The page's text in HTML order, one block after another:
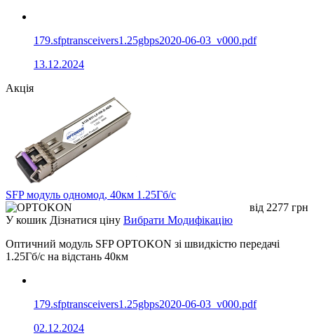
179.sfptransceivers1.25gbps2020-06-03_v000.pdf
13.12.2024
Акція
SFP модуль одномод, 40км 1.25Гб/с
від 2277 грн
У кошик Дізнатися ціну Вибрати Модифікацію
Оптичний модуль SFP OPTOKON зі швидкістю передачі
1.25Гб/с на відстань 40км
179.sfptransceivers1.25gbps2020-06-03_v000.pdf
02.12.2024